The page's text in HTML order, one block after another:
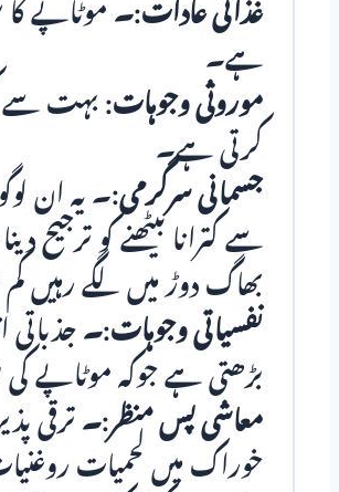
غذائی عادات:۔ موٹاپے کا
ہے۔
موروثی وجوہات: بہت سے
کرتی ہے۔
جسمانی سرگرمی:۔ یہ ان
سے کترانا بیٹھنے کو
بھاگ دوڑ میں لگے رہیں
نفسیاتی وجوہات:۔ جذباتی
بڑھتی ہے جوکہ موٹاپے
معاشی پس منظر:۔ ترقی
خوراک میں لحمیات